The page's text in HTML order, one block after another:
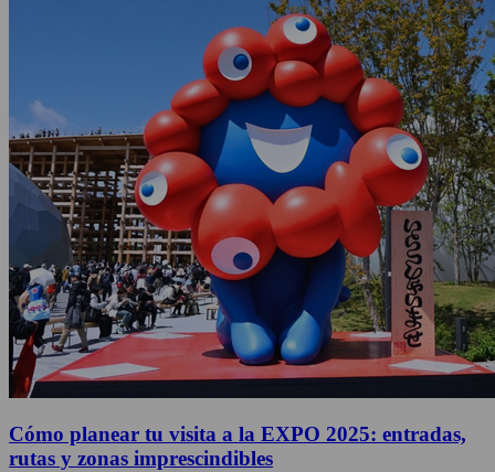
Cómo planear tu visita a la EXPO 2025: entradas,
rutas y zonas imprescindibles